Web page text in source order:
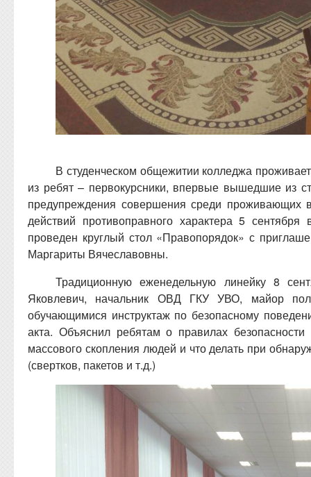
В студенческом общежитии колледжа
из ребят – первокурсники, впервые вышедшие из
предупреждения совершения среди
действий противоправного характера 5
проведен круглый стол «Правопорядок» с
Маргариты Вячеславовны.
Традиционную еженедельную линейку 8
Яковлевич, начальник ОВД ГКУ УВО, майор
обучающимися инструктаж по безопасному
акта. Объяснил ребятам о правилах
массового скопления людей и что делать при
(свертков, пакетов и т.д.)